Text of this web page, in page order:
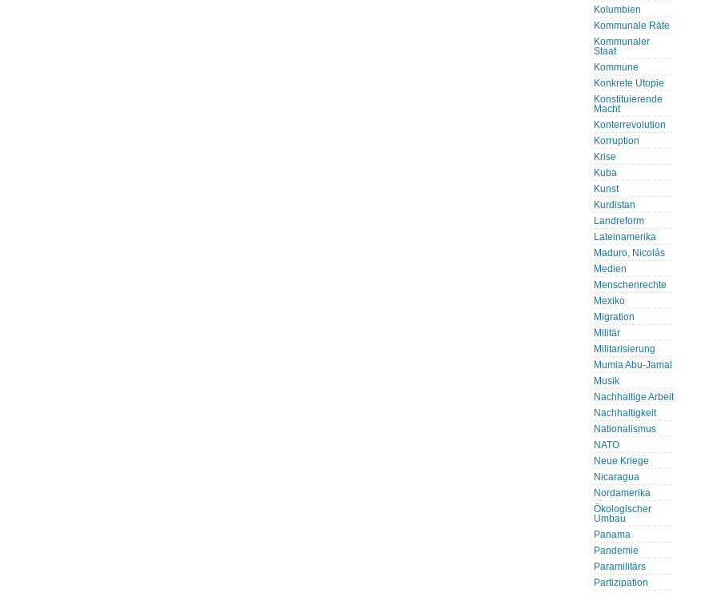
Kolumbien
Kommunale Räte
Kommunaler
Staat
Kommune
Konkrete Utopie
Konstituierende
Macht
Konterrevolution
Korruption
Krise
Kuba
Kunst
Kurdistan
Landreform
Lateinamerika
Maduro, Nicolás
Medien
Menschenrechte
Mexiko
Migration
Militär
Militarisierung
Mumia Abu-Jamal
Musik
Nachhaltige Arbeit
Nachhaltigkeit
Nationalismus
NATO
Neue Kriege
Nicaragua
Nordamerika
Ökologischer
Umbau
Panama
Pandemie
Paramilitärs
Partizipation